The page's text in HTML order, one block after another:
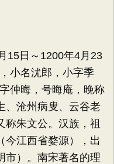
15日～1200年4月23
小名沋郎，小字季
仲晦，号晦庵，晚称
、沧州病叟、云谷老
称朱文公。汉族，祖
今江西省婺源），出
市）。南宋著名的理